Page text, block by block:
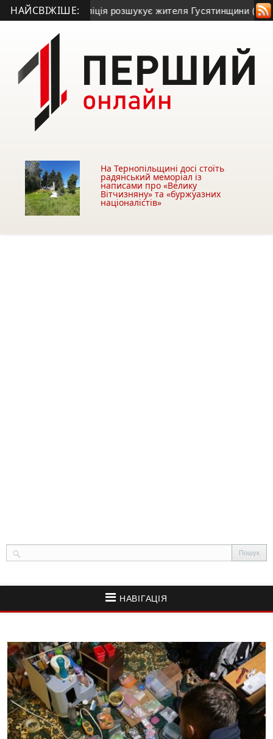
НАЙСВІЖІШЕ:
та зник: поліція розшукує жителя Гусятинщини
На Тернопільщині досі стоїть
радянський меморіал із
написами про «Велику
Вітчизняну» та «буржуазних
націоналістів»
НАВІГАЦІЯ